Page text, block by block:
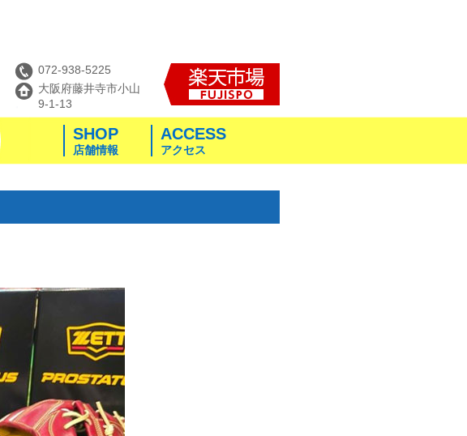
072-938-5225
大阪府藤井寺市小山
9-1-13
SHOP
店舗情報
ACCESS
アクセス